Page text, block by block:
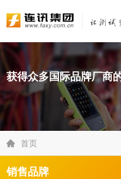
获得众多国际品牌厂商
 首页
销售品牌